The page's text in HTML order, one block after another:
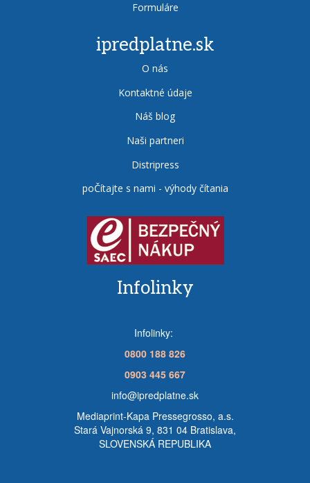
Formuláre
ipredplatne.sk
O nás
Kontaktné údaje
Náš blog
Naši partneri
Distripress
poČítajte s nami - výhody čítania
Infolinky
Infolinky:
0800 188 826
0903 445 667
info@ipredplatne.sk
Mediaprint-Kapa Pressegrosso, a.s.
Stará Vajnorská 9, 831 04 Bratislava,
SLOVENSKÁ REPUBLIKA